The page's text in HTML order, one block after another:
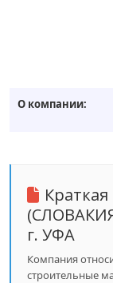
О компании:
Краткая
г. УФА
Компания
строительные